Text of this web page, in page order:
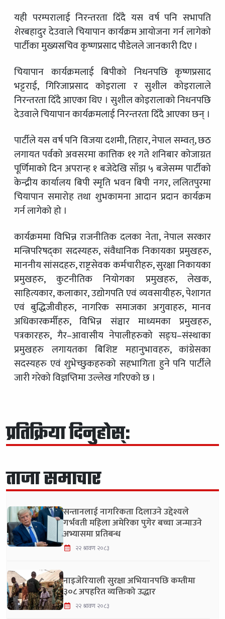
यही परम्परालाई निरन्तरता दिँदै यस वर्ष पनि सभापति
शेरबहादुर देउवाले चियापान कार्यक्रम आयोजना गर्न लागेको
पार्टीका मुख्यसचिव कृष्णप्रसाद पौडेलले जानकारी दिए ।
चियापान कार्यक्रमलाई बिपीको निधनपछि कृष्णप्रसाद
भट्टराई, गिरिजाप्रसाद कोइराला र सुशील कोइरालाले
निरन्तरता दिँदै आएका थिए । सुशील कोइरालाको निधनपछि
देउवाले चियापान कार्यक्रमलाई निरन्तरता दिँदै आएका छन् ।
पार्टीले यस वर्ष पनि विजया दशमी, तिहार, नेपाल सम्वत्, छठ
लगायत पर्वको अवसरमा कात्तिक ११ गते शनिबार कोजाग्रत
पूर्णिमाको दिन अपरान्ह १ बजेदेखि साँझ ५ बजेसम्म पार्टीको
केन्द्रीय कार्यालय बिपी स्मृति भवन बिपी नगर, ललितपुरमा
चियापान समारोह तथा शुभकामना आदान प्रदान कार्यक्रम
गर्न लागेको हो ।
कार्यक्रममा विभिन्न राजनीतिक दलका नेता, नेपाल सरकार
मन्त्रिपरिषद्का सदस्यहरु, संवैधानिक निकायका प्रमुखहरु,
माननीय सांसदहरु, राष्ट्रसेवक कर्मचारीहरु, सुरक्षा निकायका
प्रमुखहरु, कुटनीतिक नियोगका प्रमुखहरु, लेखक,
साहित्यकार, कलाकार, उद्योगपति एवं व्यवसायीहरु, पेशागत
एवं बुद्धिजीवीहरु, नागरिक समाजका अगुवाहरु, मानव
अधिकारकर्मीहरु, विभिन्न संञ्चार माध्यमका प्रमुखहरु,
पत्रकारहरु, गैर–आवासीय नेपालीहरुको सङ्घ–संस्थाका
प्रमुखहरु लगायतका बिशिष्ट महानुभावहरु, कांग्रेसका
सदस्यहरु एवं शुभेच्छुकहरुको सहभागिता हुने पनि पार्टीले
जारी गरेको विज्ञप्तिमा उल्लेख गरिएको छ ।
प्रतिक्रिया दिनुहोस्:
ताजा समाचार
सन्तानलाई नागरिकता दिलाउने उद्देश्यले
गर्भवती महिला अमेरिका पुगेर बच्चा जन्माउने
अभ्यासमा प्रतिबन्ध
२२ श्रावण २०८३
नाइजेरियाली सुरक्षा अभियानपछि कम्तीमा
३०८ अपहरित व्यक्तिको उद्धार
२२ श्रावण २०८३